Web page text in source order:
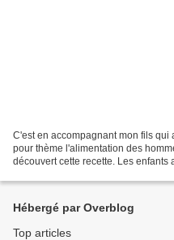
C'est en accompagnant mon fils
pour thème l'alimentation des
découvert cette recette. Les
Hébergé par Overblog
Top articles